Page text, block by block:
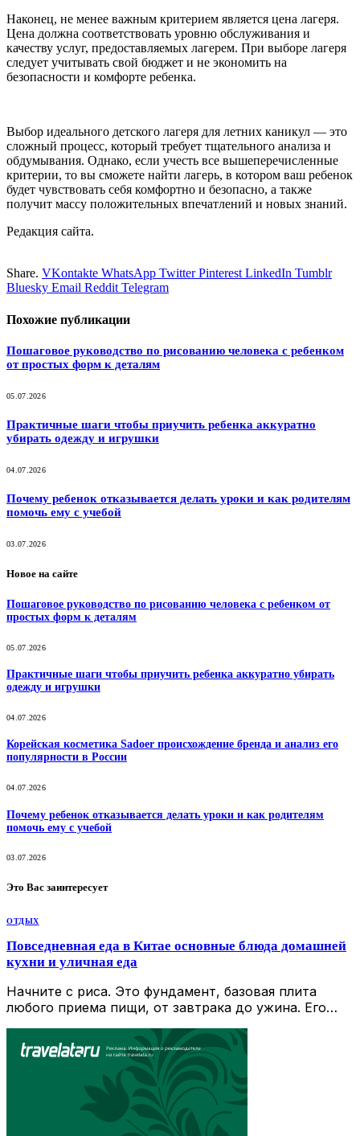
Наконец, не менее важным критерием является цена лагеря.
Цена должна соответствовать уровню обслуживания и
качеству услуг, предоставляемых лагерем. При выборе лагеря
следует учитывать свой бюджет и не экономить на
безопасности и комфорте ребенка.
Выбор идеального детского лагеря для летних каникул — это
сложный процесс, который требует тщательного анализа и
обдумывания. Однако, если учесть все вышеперечисленные
критерии, то вы сможете найти лагерь, в котором ваш ребенок
будет чувствовать себя комфортно и безопасно, а также
получит массу положительных впечатлений и новых знаний.
Редакция сайта.
Share. VKontakte WhatsApp Twitter Pinterest LinkedIn Tumblr
Bluesky Email ‏Reddit Telegram
Похожие публикации
Пошаговое руководство по рисованию человека с ребенком
от простых форм к деталям
05.07.2026
Практичные шаги чтобы приучить ребенка аккуратно
убирать одежду и игрушки
04.07.2026
Почему ребенок отказывается делать уроки и как родителям
помочь ему с учебой
03.07.2026
Новое на сайте
Пошаговое руководство по рисованию человека с ребенком от
простых форм к деталям
05.07.2026
Практичные шаги чтобы приучить ребенка аккуратно убирать
одежду и игрушки
04.07.2026
Корейская косметика Sadoer происхождение бренда и анализ его
популярности в России
04.07.2026
Почему ребенок отказывается делать уроки и как родителям
помочь ему с учебой
03.07.2026
Это Вас заинтересует
ОТДЫХ
Повседневная еда в Китае основные блюда домашней
кухни и уличная еда
Начните с риса. Это фундамент, базовая плита
любого приема пищи, от завтрака до ужина. Его…